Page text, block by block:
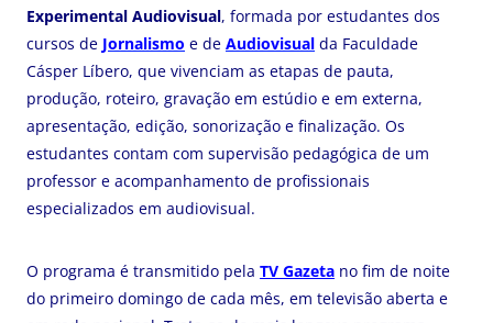
Experimental Audiovisual, formada por estudantes dos
cursos de Jornalismo e de Audiovisual da Faculdade
Cásper Líbero, que vivenciam as etapas de pauta,
produção, roteiro, gravação em estúdio e em externa,
apresentação, edição, sonorização e finalização. Os
estudantes contam com supervisão pedagógica de um
professor e acompanhamento de profissionais
especializados em audiovisual.
O programa é transmitido pela TV Gazeta no fim de noite
do primeiro domingo de cada mês, em televisão aberta e